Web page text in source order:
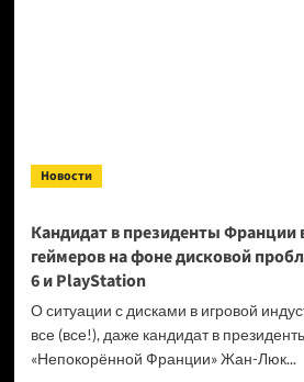
Новости
Кандидат в президенты Франции
геймеров на фоне дисковой
6 и PlayStation
О ситуации с дисками в игровой
все (все!), даже кандидат в
«Непокорённой Франции» Жан-Люк...